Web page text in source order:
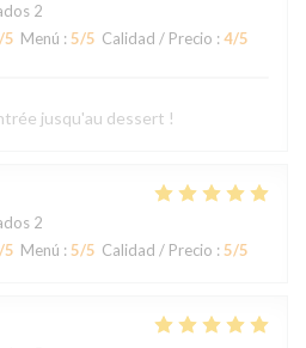
2
/5 Menú : 5/5 Calidad / Precio : 4/5
jusqu'au dessert !
2
/5 Menú : 5/5 Calidad / Precio : 5/5